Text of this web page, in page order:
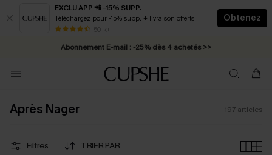
EXCLU APP 📲 -15% SUPP.
Téléchargez pour -15% supp. + livraison offerts !
50 k+
Obtenez
* Livraison éclair 2-3 jours ouvrés >>
Abonnement E-mail : -25% dès 4 achetés >>
Après Nager 197 articles
Filtres TRIER PAR